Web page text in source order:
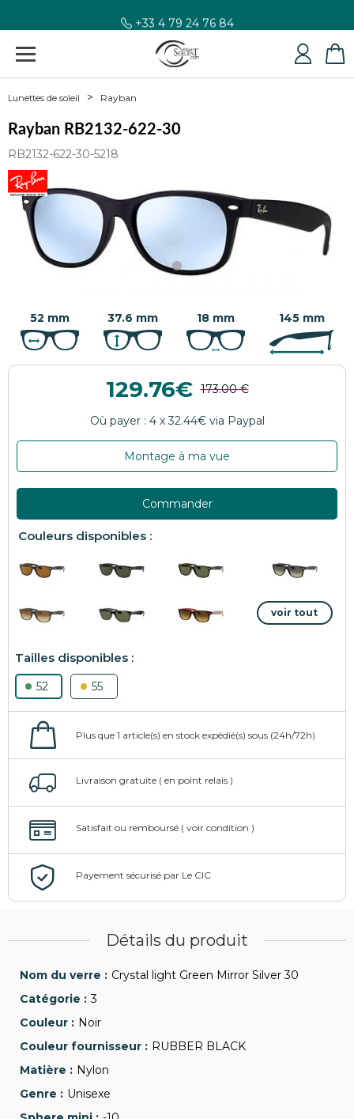
+33 4 79 24 76 84
Lunettes de soleil Rayban
Rayban RB2132-622-30
RB2132-622-30-5218
52 mm 37.6 mm 18 mm 145 mm
129.76
Montage à ma vue
Commander
52 55
Détails du produit
Crystal light Green Mirror Silver 30
3
Noir
RUBBER BLACK
Nylon
Unisexe